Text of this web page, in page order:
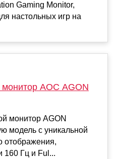
Gaming Monitor,
настольных игр на
AOC AGON
монитор AGON
модель с уникальной
отображения,
Гц и Ful...